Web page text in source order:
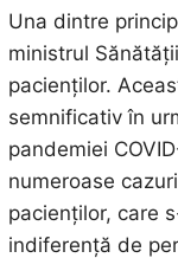
Una dintre
ministrul
pacienților.
semnificativ în
pandemiei
numeroase
pacienților, care
indiferență de